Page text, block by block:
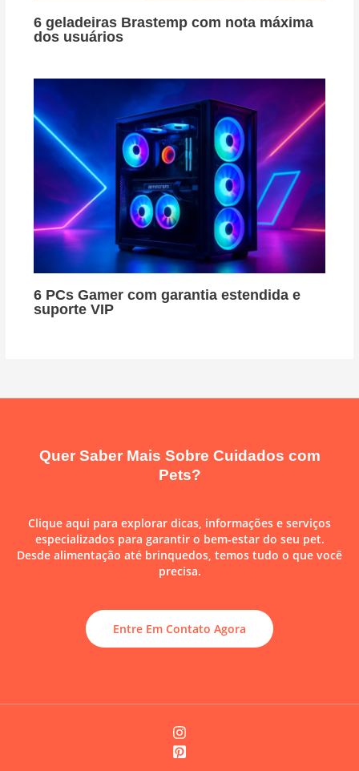
6 geladeiras Brastemp com nota máxima
dos usuários
6 PCs Gamer com garantia estendida e
suporte VIP
Quer Saber Mais Sobre Cuidados com
Pets?
Clique aqui para explorar dicas, informações e serviços
especializados para garantir o bem-estar do seu pet.
Desde alimentação até brinquedos, temos tudo o que você
precisa.
Entre Em Contato Agora